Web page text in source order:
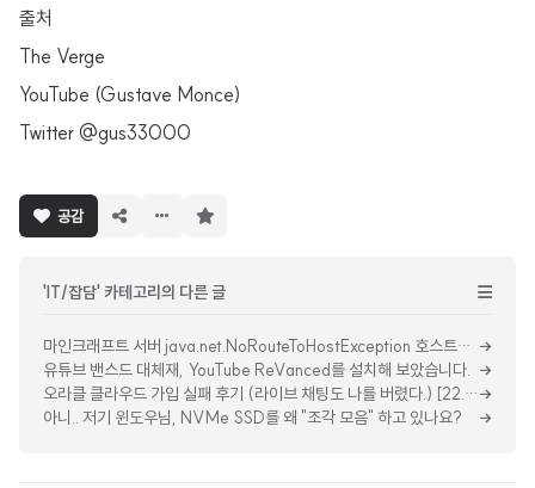
출처
The Verge
YouTube (Gustave Monce)
Twitter @gus33000
공감
'IT/잡담' 카테고리의 다른 글
마인크래프트 서버 java.net.NoRouteToHostException 호스트로 갈 루트가 없음 : 맬웨어 감염
유튜브 밴스드 대체재, YouTube ReVanced를 설치해 보았습니다.
오라클 클라우드 가입 실패 후기 (라이브 채팅도 나를 버렸다.) [22.03.28]
아니.. 저기 윈도우님, NVMe SSD를 왜 "조각 모음" 하고 있나요?